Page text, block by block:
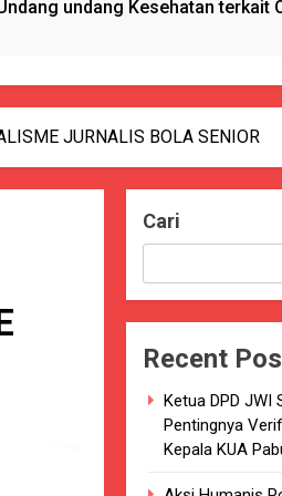
undang Kesehatan terkait
Pangan) ke Enam
Papua
Pelaku Pencabulan
2023 Di Dinkes Kab. Sukabumi.
Wasbang Serta Pelatihan
SANGAT BAIK
se-kabupaten Sukabumi
JURNALIS BOLA SENIOR
Cari
Recent
Ketua DPD JWI
Pentingnya
Kepala KUA